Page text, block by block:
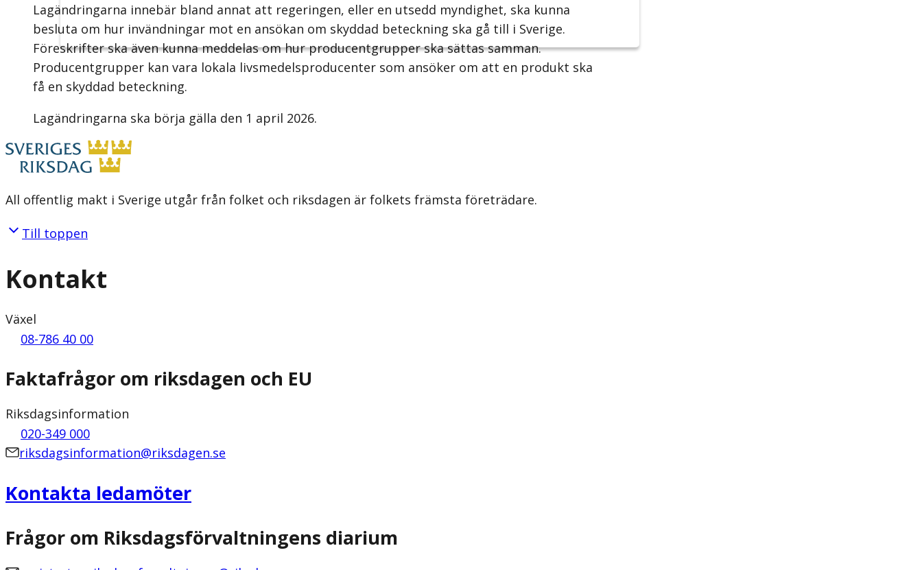
Lagändringarna innebär bland annat att regeringen, eller en utsedd myndighet, ska kunna
besluta om hur invändningar mot en ansökan om skyddad beteckning ska gå till i Sverige.
Föreskrifter ska även kunna meddelas om hur producentgrupper ska sättas samman.
Producentgrupper kan vara lokala livsmedelsproducenter som ansöker om att en produkt ska
få en skyddad beteckning.
Lagändringarna ska börja gälla den 1 april 2026.
All offentlig makt i Sverige utgår från folket och riksdagen är folkets främsta företrädare.
Till toppen
Kontakt
Växel
08-786 40 00
Faktafrågor om riksdagen och EU
Riksdagsinformation
020-349 000
riksdagsinformation@riksdagen.se
Kontakta ledamöter
Frågor om Riksdagsförvaltningens diarium